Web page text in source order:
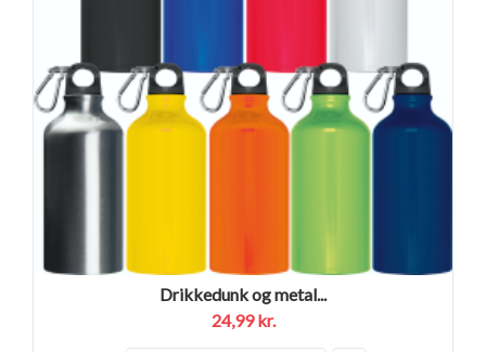
Drikkedunk og metal...
24,99 kr.